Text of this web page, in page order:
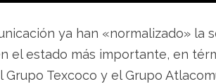
ya han «normalizado» la
el estado más importante, en
Texcoco y el Grupo